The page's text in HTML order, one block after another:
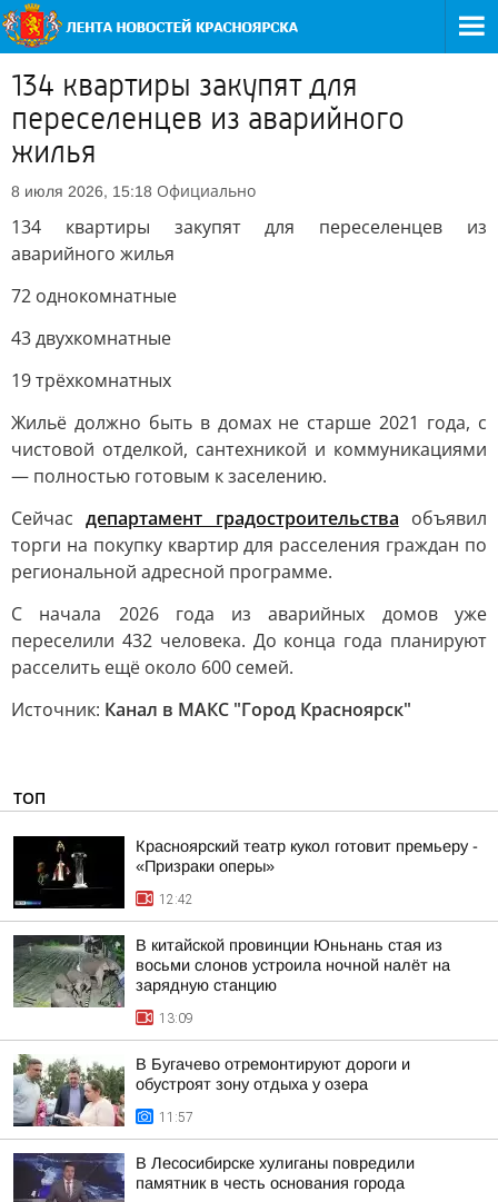
134 квартиры закупят для
переселенцев из аварийного
жилья
8 июля 2026, 15:18 Официально
134 квартиры закупят для переселенцев из
аварийного жилья
72 однокомнатные
43 двухкомнатные
19 трёхкомнатных
Жильё должно быть в домах не старше 2021 года, с
чистовой отделкой, сантехникой и коммуникациями
— полностью готовым к заселению.
Сейчасдепартамент градостроительства объявил
торги на покупку квартир для расселения граждан по
региональной адресной программе.
С начала 2026 года из аварийных домов уже
переселили 432 человека. До конца года планируют
расселить ещё около 600 семей.
Источник: Канал в МАКС "Город Красноярск"
ТОП
Красноярский театр кукол готовит премьеру -
«Призраки оперы»
12:42
В китайской провинции Юньнань стая из
восьми слонов устроила ночной налёт на
зарядную станцию
13:09
В Бугачево отремонтируют дороги и
обустроят зону отдыха у озера
11:57
В Лесосибирске хулиганы повредили
памятник в честь основания города